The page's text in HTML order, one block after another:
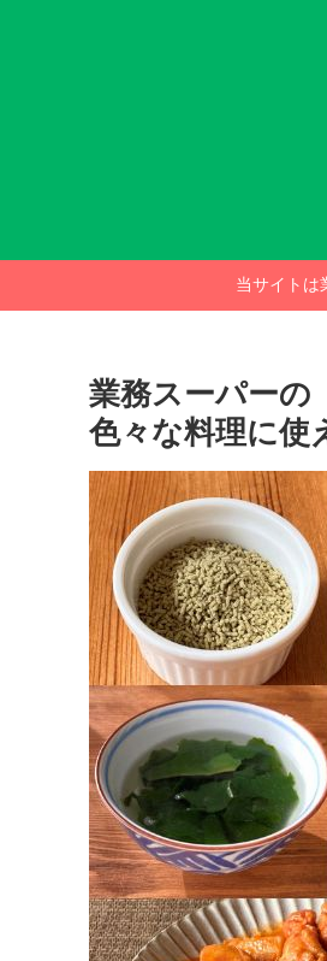
当サイトは
業務スーパーの
色々な料理に使